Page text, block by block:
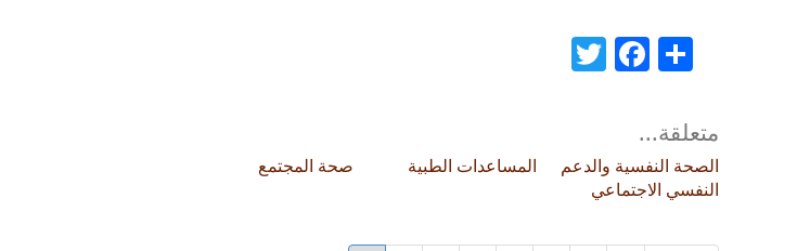
Share
Facebook
متعلقة...
صحة المجتمع المساعدات الطبية
الصحة النفسية والدعم
النفسي الاجتماعي